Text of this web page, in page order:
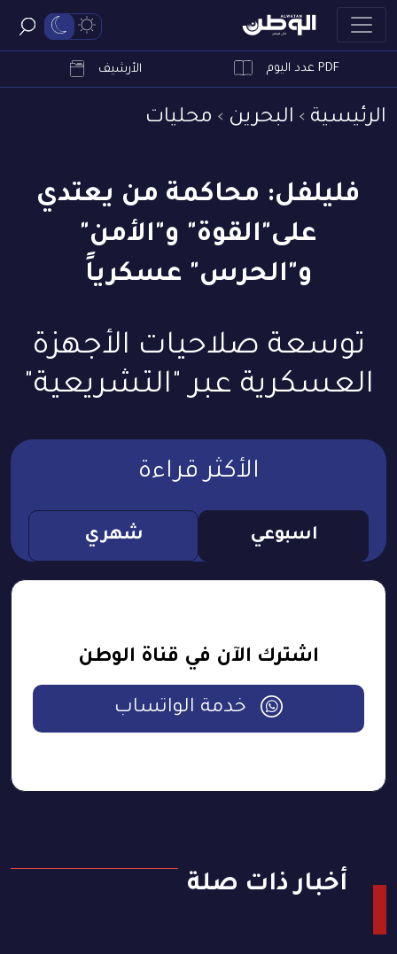
PDF عدد اليوم الأرشيف
الرئيسية البحرين محليات
فليلفل: محاكمة من يعتدي
على"القوة" و"الأمن"
و"الحرس" عسكرياً
توسعة صلاحيات الأجهزة
العسكرية عبر "التشريعية"
الأكثر قراءة
اسبوعي شهري
اشترك الآن في قناة الوطن
خدمة الواتساب
أخبار ذات صلة